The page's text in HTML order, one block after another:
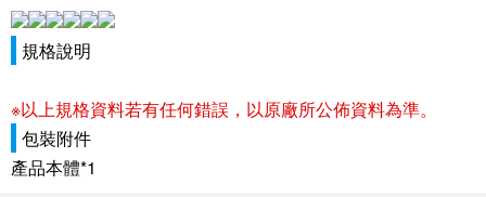
規格說明
※以上規格資料若有任何錯誤，以原廠所公佈資料為準。
包裝附件
產品本體*1